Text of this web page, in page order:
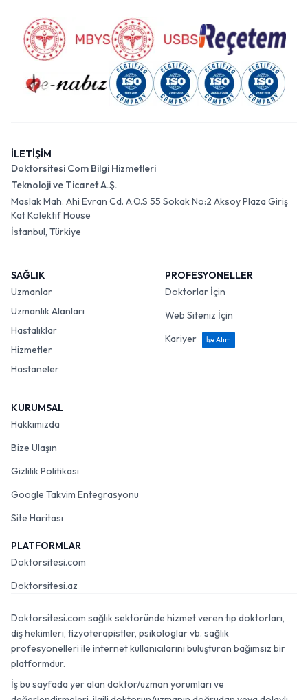
İLETİŞİM
Doktorsitesi Com Bilgi Hizmetleri
Teknoloji ve Ticaret A.Ş.
Maslak Mah. Ahi Evran Cd. A.O.S 55 Sokak No:2 Aksoy Plaza Giriş
Kat Kolektif House
İstanbul, Türkiye
SAĞLIK
Uzmanlar
Uzmanlık Alanları
Hastalıklar
Hizmetler
Hastaneler
PROFESYONELLER
Doktorlar İçin
Web Siteniz İçin
Kariyer
İşe Alım
KURUMSAL
Hakkımızda
Bize Ulaşın
Gizlilik Politikası
Google Takvim Entegrasyonu
Site Haritası
PLATFORMLAR
Doktorsitesi.com
Doktorsitesi.az
Doktorsitesi.com sağlık sektöründe hizmet veren tıp doktorları,
diş hekimleri, fizyoterapistler, psikologlar vb. sağlık
profesyonelleri ile internet kullanıcılarını buluşturan bağımsız bir
platformdur.
İş bu sayfada yer alan doktor/uzman yorumları ve